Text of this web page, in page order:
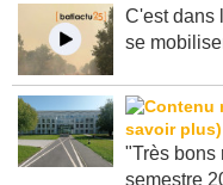
C'est dans
"Très bons